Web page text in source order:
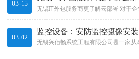
03-15
03-02
监控设备：安防监控摄像安